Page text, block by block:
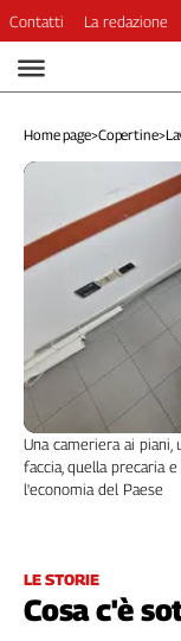
Video
Dirette
Longform
Economia
Lavoro
Ambiente
Welfare
Italia
Internazionale
Culture
Filctem
Fillea
Contatti La redazione
Home page>Copertine>
LE STORIE
Cosa c'è
Una cameriera ai
faccia, quella precaria
l'economia del Paese